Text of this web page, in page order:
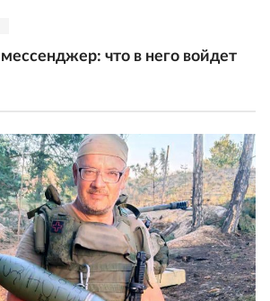
что в него войдет